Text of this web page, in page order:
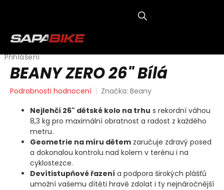
Přihlášení
BEANY ZERO 26" Bílá
Průměrné
produktu
hvězdiček.
Podrobnosti hodnocení Značka:Beany
Nejlehčí 26" dětské kolo na trhu s rekordní váhou
8,3 kg pro maximální obratnost a radost z každého
metru.
Geometrie na míru dětem zaručuje zdravý posed
a dokonalou kontrolu nad kolem v terénu i na
cyklostezce.
Devítistupňové řazení a podpora širokých plášťů
umožní vašemu dítěti hravě zdolat i ty nejnáročnější